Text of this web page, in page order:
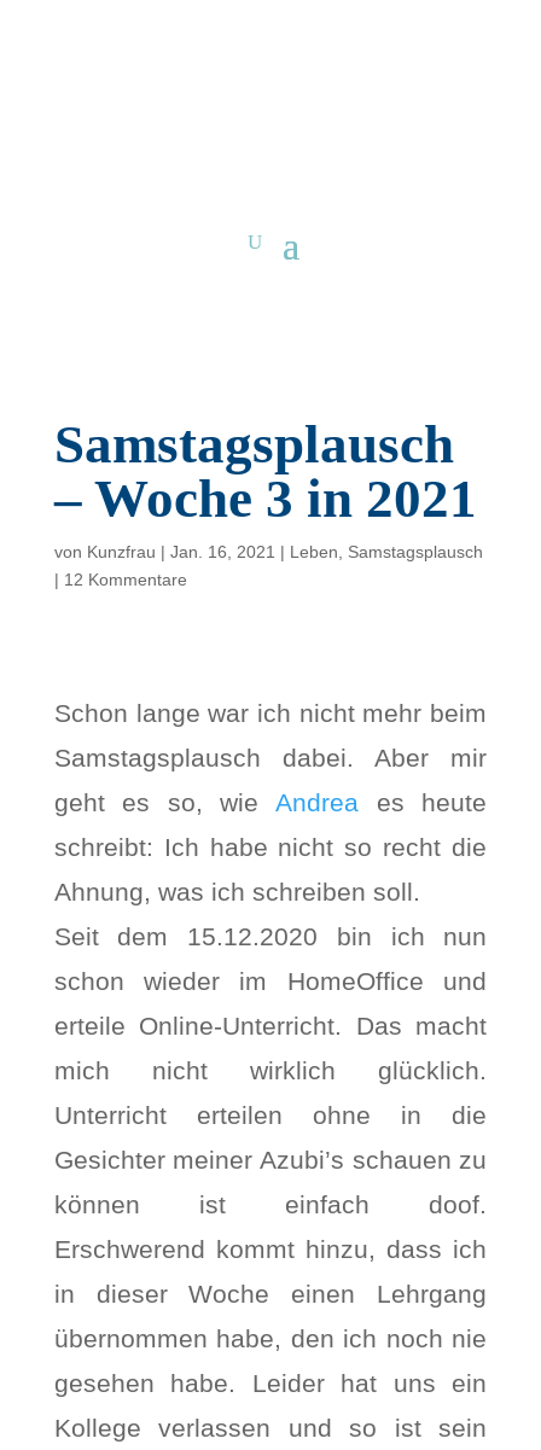
Samstagsplausch
– Woche 3 in 2021
von Kunzfrau | Jan. 16, 2021 | Leben
Samstagsplausch
| 12 Kommentare
Schon lange war ich nicht mehr beim
Samstagsplausch dabei. Aber mir
geht es so, wieAndrea es heute
schreibt: Ich habe nicht so recht die
Ahnung, was ich schreiben soll.
Seit dem 15.12.2020 bin ich nun
schon wieder im HomeOffice und
erteile Online-Unterricht. Das macht
mich nicht wirklich glücklich.
Unterricht erteilen ohne in die
Gesichter meiner Azubi’s schauen zu
können ist einfach doof.
Erschwerend kommt hinzu, dass ich
in dieser Woche einen Lehrgang
übernommen habe, den ich noch nie
gesehen habe. Leider hat uns ein
Kollege verlassen und so ist sein